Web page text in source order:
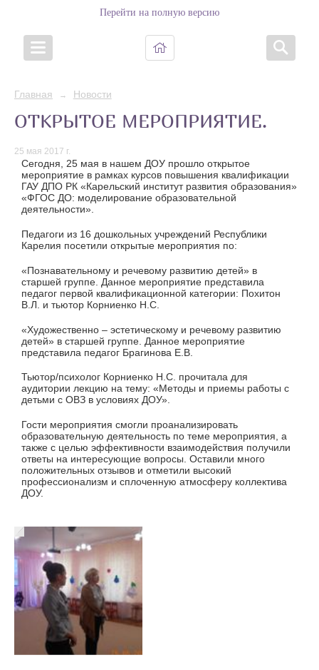
Перейти на полную версию
Главная → Новости
ОТКРЫТОЕ МЕРОПРИЯТИЕ.
25 мая 2017 г.
Сегодня, 25 мая в нашем ДОУ прошло открытое
мероприятие в рамках курсов повышения квалификации
ГАУ ДПО РК «Карельский институт развития образования»
«ФГОС ДО: моделирование образовательной
деятельности».
Педагоги из 16 дошкольных учреждений Республики
Карелия посетили открытые мероприятия по:
«Познавательному и речевому развитию детей» в
старшей группе. Данное мероприятие представила
педагог первой квалификационной категории: Похитон
В.Л. и тьютор Корниенко Н.С.
«Художественно – эстетическому и речевому развитию
детей» в старшей группе. Данное мероприятие
представила педагог Брагинова Е.В.
Тьютор/психолог Корниенко Н.С. прочитала для
аудитории лекцию на тему: «Методы и приемы работы с
детьми с ОВЗ в условиях ДОУ».
Гости мероприятия смогли проанализировать
образовательную деятельность по теме мероприятия, а
также с целью эффективности взаимодействия получили
ответы на интересующие вопросы. Оставили много
положительных отзывов и отметили высокий
профессионализм и сплоченную атмосферу коллектива
ДОУ.